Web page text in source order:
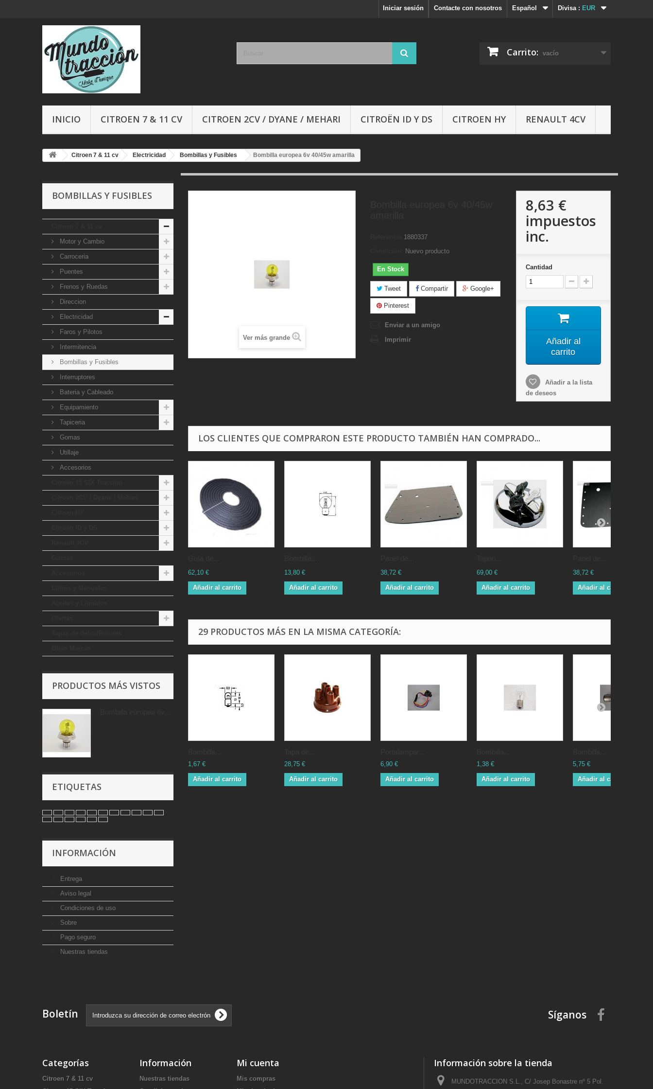
Divisa : EUR
Español
Contacte con nosotros
Iniciar sesión
Carrito: vacío
INICIO CITROEN 7 & 11 CV CITROEN 2CV / DYANE / MEHARI CITROËN ID Y DS CITROEN HY RENAULT 4CV
Citroen 7 & 11 cv Electricidad Bombillas y Fusibles Bombilla europea 6v 40/45w amarilla
BOMBILLAS Y FUSIBLES
Motor y Cambio
Carroceria
Puentes
Frenos y Ruedas
Direccion
Electricidad
Faros y Pilotos
Intermitencia
Bombillas y Fusibles
Interruptores
Bateria y Cableado
Equipamiento
Tapiceria
Gomas
Utillaje
Accesorios
PRODUCTOS MÁS VISTOS
ETIQUETAS
INFORMACIÓN
Entrega
Aviso legal
Condiciones de uso
Sobre
Pago seguro
Nuestras tiendas
Ver más grande
1880337
Nuevo producto
En Stock
Tweet Compartir Google+
Pinterest
Enviar a un amigo
Imprimir
8,63 €
impuestos
inc.
Cantidad
Añadir al
carrito
Añadir a la lista
de deseos
LOS CLIENTES QUE COMPRARON ESTE PRODUCTO TAMBIÉN HAN COMPRADO...
62,10 €
Añadir al carrito
13,80 €
Añadir al carrito
38,72 €
Añadir al carrito
69,00 €
Añadir al carrito
38,72 €
Añadir al carrito
29 PRODUCTOS MÁS EN LA MISMA CATEGORÍA:
1,67 €
Añadir al carrito
28,75 €
Añadir al carrito
6,90 €
Añadir al carrito
1,38 €
Añadir al carrito
5,75 €
Añadir al carrito
Boletín Síganos
Categorías
Citroen 7 & 11 cv
Información
Nuestras tiendas
Mi cuenta
Mis compras
Información sobre la tienda
MUNDOTRACCION S.L., C/ Josep Bonastre nº 5 Pol.